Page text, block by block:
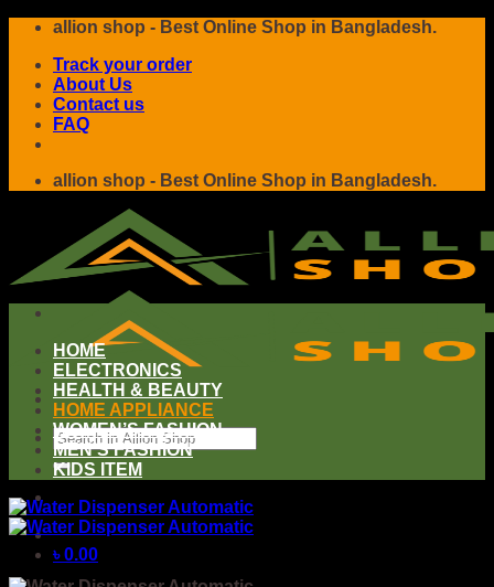
Skip
content
allion shop - Best Online Shop in Bangladesh.
Track your order
About Us
Contact us
FAQ
allion shop - Best Online Shop in Bangladesh.
Search
for:
৳0.00
HOME
ELECTRONICS
HEALTH & BEAUTY
HOME APPLIANCE
WOMEN’S FASHION
MEN’S FASHION
KIDS ITEM